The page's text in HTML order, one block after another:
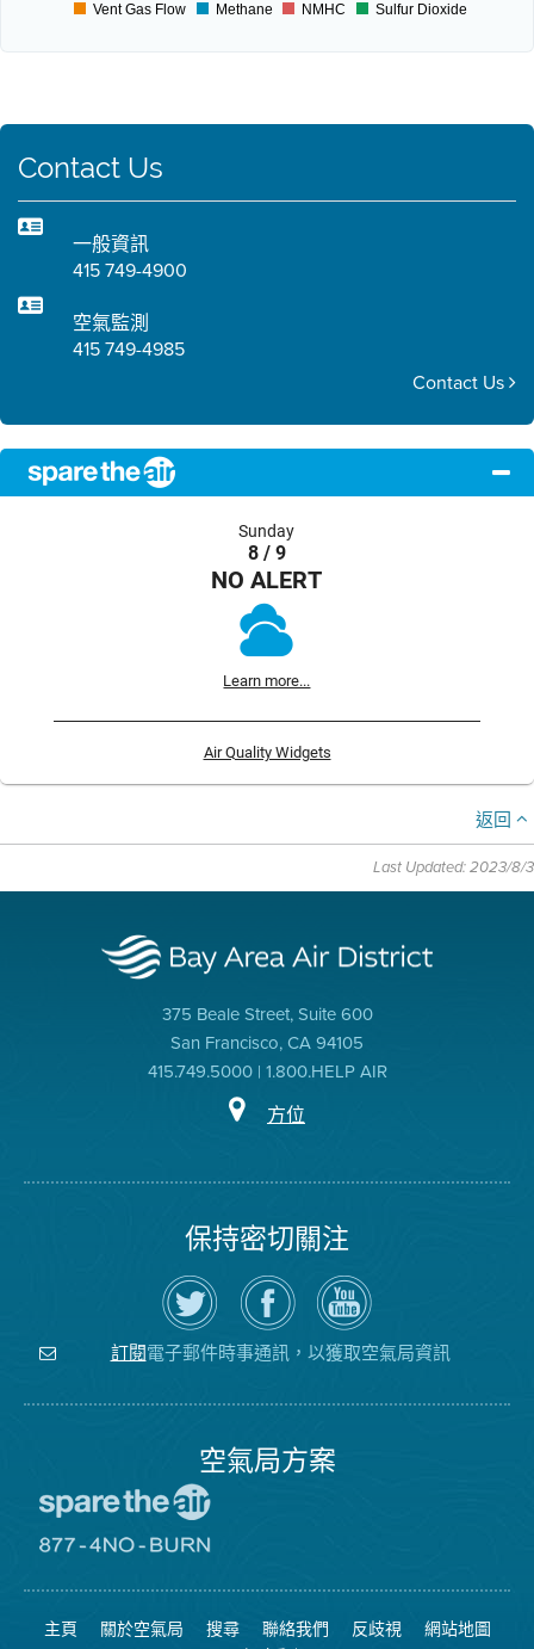
Vent Gas Flow Methane NMHC Sulfur Dioxide
Contact Us
一般資訊
415 749-4900
空氣監測
415 749-4985
Contact Us
Sunday
8 / 9
NO ALERT
Learn more...
Air Quality Widgets
返回
Last Updated: 2023/8/3
375 Beale Street, Suite 600
San Francisco, CA 94105
415.749.5000 | 1.800.HELP AIR
方位
保持密切關注
在
Twitter
上
關
注
空
瀏
覽
氣
局
的
空
氣
局
YouTube
頻
道
訂閱電子郵件時事通訊，以獲取空氣局資訊
空氣局方案
空
日
網
8774
可
燃
主頁 關於空氣局 搜尋 聯絡我們 反歧視
網站地圖